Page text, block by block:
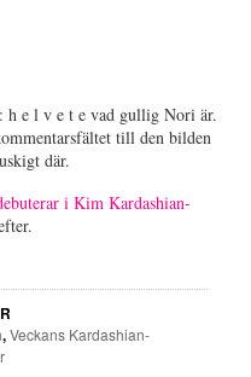
h e l v e t e vad gullig Nori är.
till den bilden
där.
i Kim Kardashian-
,Veckans Kardashian-